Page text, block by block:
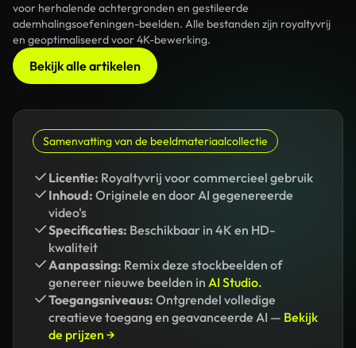
voor herhalende achtergronden en gestileerde
ademhalingsoefeningen-beelden. Alle bestanden zijn royaltyvrij
en geoptimaliseerd voor 4K-bewerking.
Bekijk alle artikelen
Samenvatting van de beeldmateriaalcollectie
Licentie: Royaltyvrij voor commercieel gebruik
Inhoud: Originele en door AI gegenereerde
video's
Specificaties: Beschikbaar in 4K en HD-
kwaliteit
Aanpassing: Remix deze stockbeelden of
genereer nieuwe beelden in AI Studio.
Toegangsniveaus: Ontgrendel volledige
creatieve toegang en geavanceerde AI — Bekijk
de prijzen →